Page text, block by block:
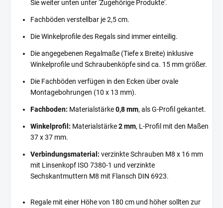
Sie weiter unten unter 'Zugehörige Produkte'.
Fachböden verstellbar je 2,5 cm.
Die Winkelprofile des Regals sind immer einteilig.
Die angegebenen Regalmaße (Tiefe x Breite) inklusive
Winkelprofile und Schraubenköpfe sind ca. 15 mm größer.
Die Fachböden verfügen in den Ecken über ovale
Montagebohrungen (10 x 13 mm).
Fachboden: Materialstärke0,8 mm, als G-Profil gekantet.
Winkelprofil: Materialstärke2 mm, L-Profil mit den Maßen
37 x 37 mm.
Verbindungsmaterial: verzinkte Schrauben M8 x 16 mm
mit Linsenkopf ISO 7380-1 und verzinkte
Sechskantmuttern M8 mit Flansch DIN 6923.
Regale mit einer Höhe von 180 cm und höher sollten zur